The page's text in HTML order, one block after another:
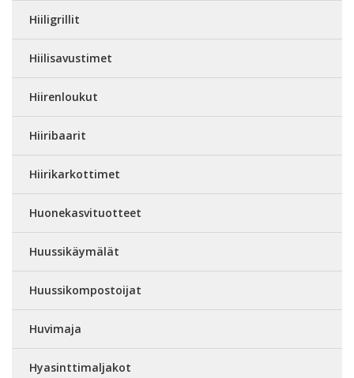
Hiiligrillit
Hiilisavustimet
Hiirenloukut
Hiiribaarit
Hiirikarkottimet
Huonekasvituotteet
Huussikäymälät
Huussikompostoijat
Huvimaja
Hyasinttimaljakot